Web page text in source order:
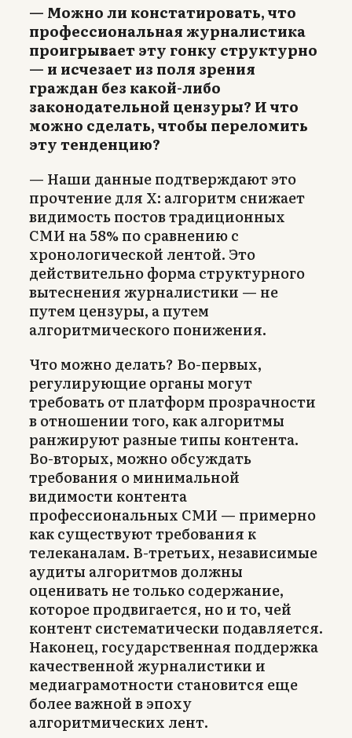
— Можно ли констатировать, что
профессиональная журналистика
проигрывает эту гонку структурно
— и исчезает из поля зрения
граждан без какой-либо
законодательной цензуры? И что
можно сделать, чтобы переломить
эту тенденцию?
— Наши данные подтверждают это
прочтение для X: алгоритм снижает
видимость постов традиционных
СМИ на 58% по сравнению с
хронологической лентой. Это
действительно форма структурного
вытеснения журналистики — не
путем цензуры, а путем
алгоритмического понижения.
Что можно делать? Во-первых,
регулирующие органы могут
требовать от платформ прозрачности
в отношении того, как алгоритмы
ранжируют разные типы контента.
Во-вторых, можно обсуждать
требования о минимальной
видимости контента
профессиональных СМИ — примерно
как существуют требования к
телеканалам. В-третьих, независимые
аудиты алгоритмов должны
оценивать не только содержание,
которое продвигается, но и то, чей
контент систематически подавляется.
Наконец, государственная поддержка
качественной журналистики и
медиаграмотности становится еще
более важной в эпоху
алгоритмических лент.